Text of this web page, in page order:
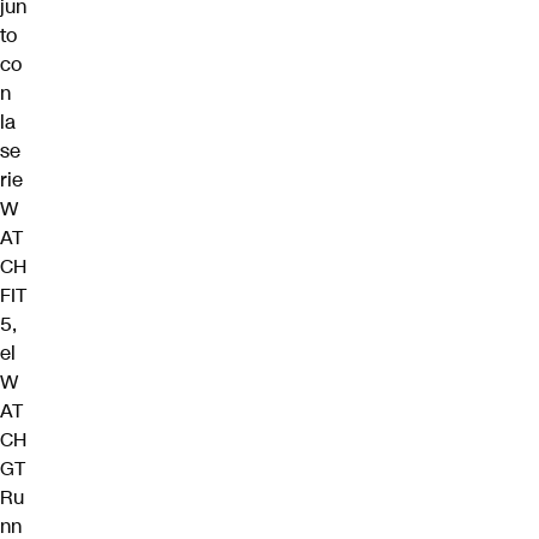
jun
to
co
n
la
se
rie
W
AT
CH
FIT
5,
el
W
AT
CH
GT
Ru
nn